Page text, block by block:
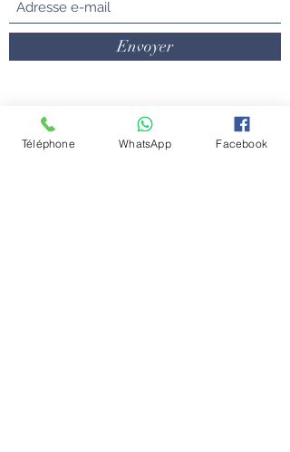
Envoyer
contact@centredyscolaire.com
Téléphone WhatsApp Facebook